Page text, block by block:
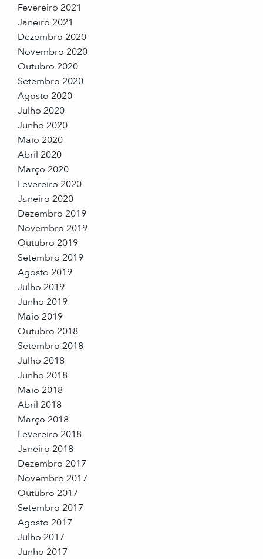
Fevereiro 2021
Janeiro 2021
Dezembro 2020
Novembro 2020
Outubro 2020
Setembro 2020
Agosto 2020
Julho 2020
Junho 2020
Maio 2020
Abril 2020
Março 2020
Fevereiro 2020
Janeiro 2020
Dezembro 2019
Novembro 2019
Outubro 2019
Setembro 2019
Agosto 2019
Julho 2019
Junho 2019
Maio 2019
Outubro 2018
Setembro 2018
Julho 2018
Junho 2018
Maio 2018
Abril 2018
Março 2018
Fevereiro 2018
Janeiro 2018
Dezembro 2017
Novembro 2017
Outubro 2017
Setembro 2017
Agosto 2017
Julho 2017
Junho 2017